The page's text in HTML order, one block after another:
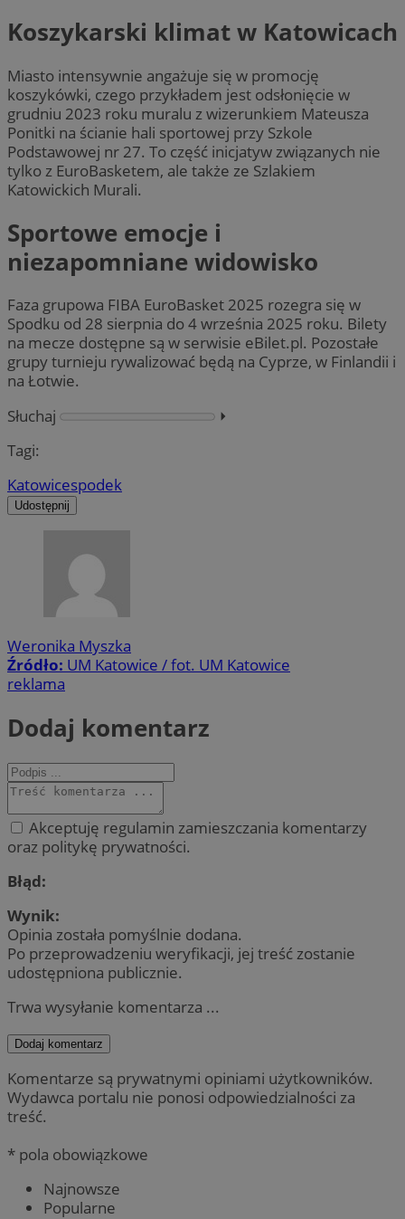
Koszykarski klimat w Katowicach
Miasto intensywnie angażuje się w promocję
koszykówki, czego przykładem jest odsłonięcie w
grudniu 2023 roku muralu z wizerunkiem Mateusza
Ponitki na ścianie hali sportowej przy Szkole
Podstawowej nr 27. To część inicjatyw związanych nie
tylko z EuroBasketem, ale także ze Szlakiem
Katowickich Murali.
Sportowe emocje i
niezapomniane widowisko
Faza grupowa FIBA EuroBasket 2025 rozegra się w
Spodku od 28 sierpnia do 4 września 2025 roku. Bilety
na mecze dostępne są w serwisie eBilet.pl. Pozostałe
grupy turnieju rywalizować będą na Cyprze, w Finlandii i
na Łotwie.
Słuchaj
⏵︎
Tagi:
Katowicespodek
Udostępnij
Weronika Myszka
Źródło: UM Katowice / fot. UM Katowice
reklama
Dodaj komentarz
Akceptuję regulamin zamieszczania komentarzy
oraz politykę prywatności.
Błąd:
Wynik:
Opinia została pomyślnie dodana.
Po przeprowadzeniu weryfikacji, jej treść zostanie
udostępniona publicznie.
Trwa wysyłanie komentarza ...
Dodaj komentarz
Komentarze są prywatnymi opiniami użytkowników.
Wydawca portalu nie ponosi odpowiedzialności za
treść.
* pola obowiązkowe
Najnowsze
Popularne